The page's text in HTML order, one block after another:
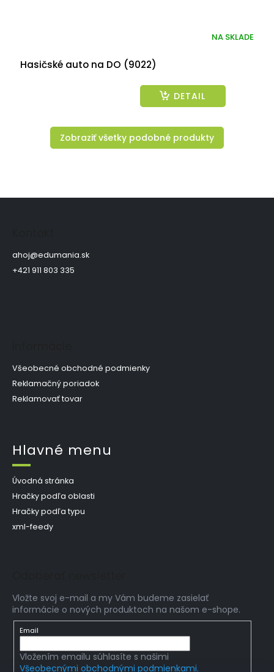
Hasičské auto na DO (9022)
NA SKLADE
DETAIL
Zobraziť všetky podobné produkty
Z
ahoj@edumania.sk
+421 911 803 335
Všeobecné obchodné podmienky
Reklamačný poriadok
Reklamovať tovar
Hlavné menu
Úvodná stránka
Hračky podľa oblasti
Hračky podľa typu
xml-feedy
Vložte svoj e-mail a my Vám budeme zasielať
informácie o nových produktoch na našom e-shope.
Email
Vložením emailu súhlasíte s našimi
Všeobecnými obchodnými podmienkami.